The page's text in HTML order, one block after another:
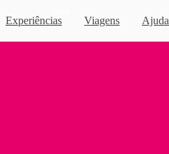
Experiências Viagens Ajuda